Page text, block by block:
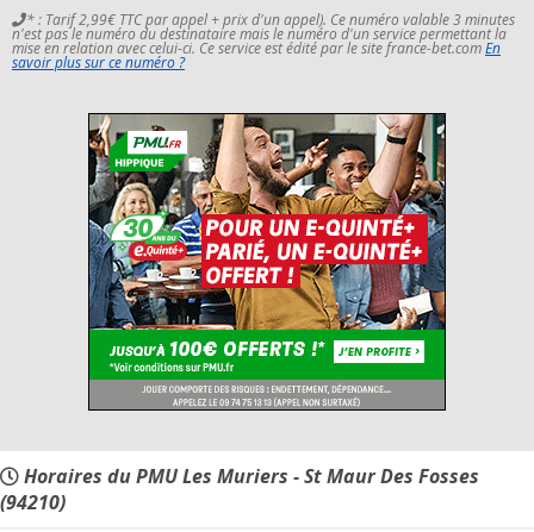
* : Tarif 2,99€ TTC par appel + prix d'un appel). Ce numéro valable 3 minutes
n'est pas le numéro du destinataire mais le numéro d'un service permettant la
mise en relation avec celui-ci. Ce service est édité par le site france-bet.comEn
savoir plus sur ce numéro ?
Horaires du PMU Les Muriers - St Maur Des Fosses
(94210)